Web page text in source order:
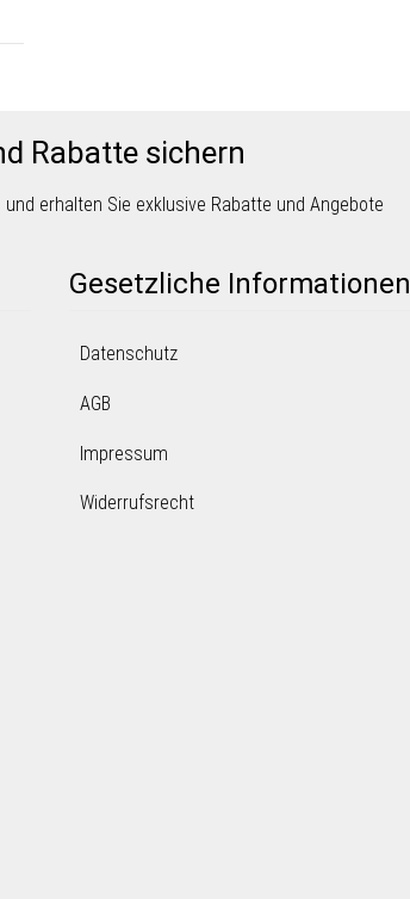
Rabatte sichern
erhalten Sie exklusive Rabatte und Angebote
Gesetzliche Informationen
Datenschutz
AGB
Impressum
Widerrufsrecht